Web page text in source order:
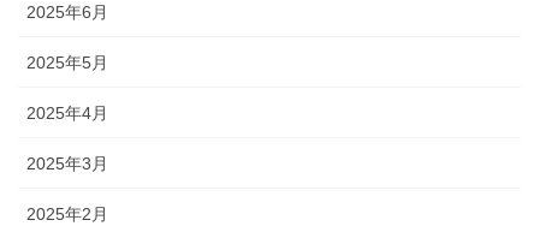
2025年6月
2025年5月
2025年4月
2025年3月
2025年2月